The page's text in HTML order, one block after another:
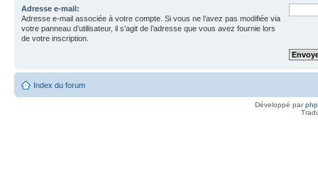
Adresse e-mail:
Adresse e-mail associée à votre compte. Si vous ne l’avez pas modifiée via
votre panneau d’utilisateur, il s’agit de l’adresse que vous avez fournie lors
de votre inscription.
Index du forum
Développé par